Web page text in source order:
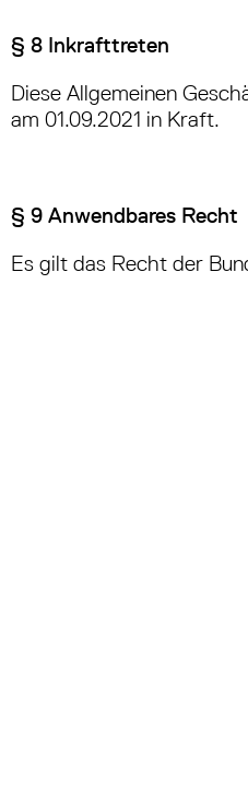
§ 8 Inkrafttreten
Diese Allgemeinen
am 01.09.2021 in Kraft.
§ 9 Anwendbares Recht
Es gilt das Recht der